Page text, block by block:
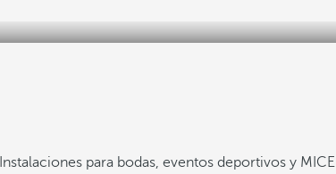
Instalaciones para bodas, eventos deportivos y MICE